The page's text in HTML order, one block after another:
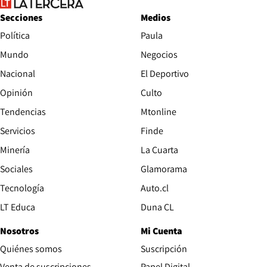
Secciones
Política
Mundo
Nacional
Opinión
Tendencias
Servicios
Minería
Sociales
Tecnología
LT Educa
Medios
Paula
Negocios
El Deportivo
Culto
Mtonline
Finde
La Cuarta
Glamorama
Auto.cl
Duna CL
Nosotros
Quiénes somos
Mi Cuenta
Suscripción